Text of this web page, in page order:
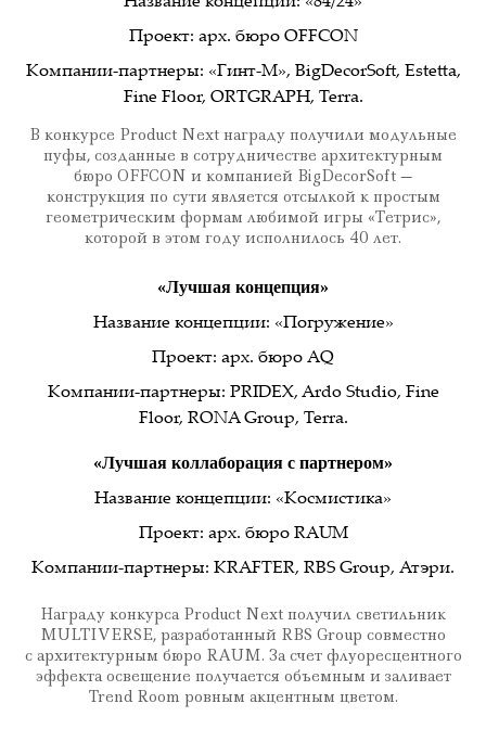
Проект: арх. бюро OFFCON
Компании-партнеры: «Гинт-М», BigDecorSoft, Estetta,
Fine Floor, ORTGRAPH, Terra.
В конкурсе Product Next награду получили модульные
пуфы, созданные в сотрудничестве архитектурным
бюро OFFCON и компанией BigDecorSoft —
конструкция по сути является отсылкой к простым
геометрическим формам любимой игры «Тетрис»,
которой в этом году исполнилось 40 лет.
«Лучшая концепция»
Название концепции: «Погружение»
Проект: арх. бюро AQ
Компании-партнеры: PRIDEX, Ardo Studio, Fine
Floor, RONA Group, Terra.
«Лучшая коллаборация с партнером»
Название концепции: «Космистика»
Проект: арх. бюро RAUM
Компании-партнеры: KRAFTER, RBS Group, Атэри.
Награду конкурса Product Next получил светильник
MULTIVERSE, разработанный RBS Group совместно
с архитектурным бюро RAUM. За счет флуоресцентного
эффекта освещение получается объемным и заливает
Trend Room ровным акцентным цветом.